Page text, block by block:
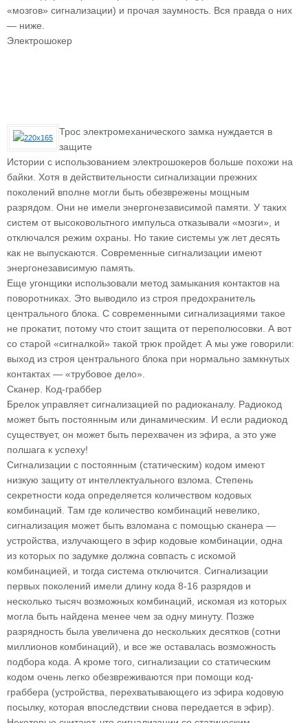
«мозгов» сигнализации) и прочая заумность. Вся правда о них
— ниже.
Электрошокер
Трос электромеханического замка нуждается в
защите
Истории с использованием электрошокеров больше похожи на
байки. Хотя в действительности сигнализации прежних
поколений вполне могли быть обезврежены мощным
разрядом. Они не имели энергонезависимой памяти. У таких
систем от высоковольтного импульса отказывали «мозги», и
отключался режим охраны. Но такие системы уж лет десять
как не выпускаются. Современные сигнализации имеют
энергонезависимую память.
Еще угонщики использовали метод замыкания контактов на
поворотниках. Это выводило из строя предохранитель
центрального блока. С современными сигнализациями такое
не прокатит, потому что стоит защита от переполюсовки. А вот
со старой «сигналкой» такой трюк пройдет. А мы уже говорили:
выход из строя центрального блока при нормально замкнутых
контактах — «трубовое дело».
Сканер. Код-граббер
Брелок управляет сигнализацией по радиоканалу. Радиокод
может быть постоянным или динамическим. И если радиокод
существует, он может быть перехвачен из эфира, а это уже
полшага к успеху!
Сигнализации с постоянным (статическим) кодом имеют
низкую защиту от интеллектуального взлома. Степень
секретности кода определяется количеством кодовых
комбинаций. Там где количество комбинаций невелико,
сигнализация может быть взломана с помощью сканера —
устройства, излучающего в эфир кодовые комбинации, одна
из которых по задумке должна совпасть с искомой
комбинацией, и тогда система отключится. Сигнализации
первых поколений имели длину кода 8-16 разрядов и
несколько тысяч возможных комбинаций, искомая из которых
могла быть найдена менее чем за одну минуту. Позже
разрядность была увеличена до нескольких десятков (сотни
миллионов комбинаций), и все же оставалась возможность
подбора кода. А кроме того, сигнализации со статическим
кодом очень легко обезвреживаются при помощи код-
граббера (устройства, перехватывающего из эфира кодовую
посылку, которая впоследствии снова передается в эфир).